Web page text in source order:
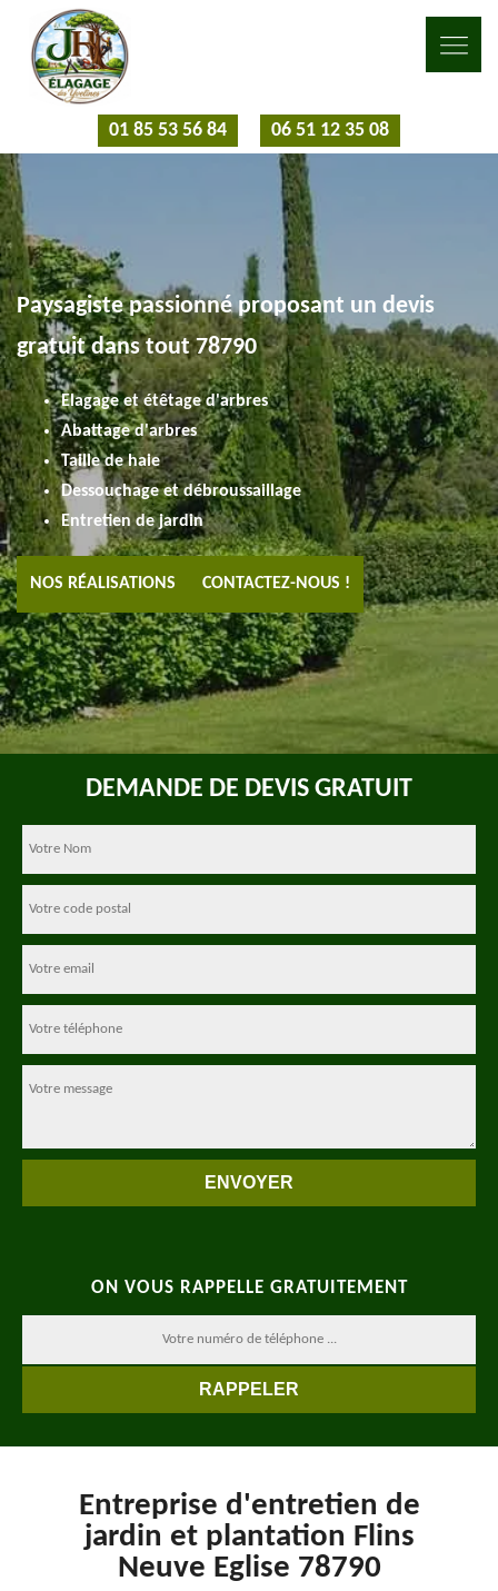
01 85 53 56 84 06 51 12 35 08
Paysagiste passionné proposant un devis
gratuit dans tout 78790
Elagage et étêtage d'arbres
Abattage d'arbres
Taille de haie
Dessouchage et débroussaillage
Entretien de jardin
NOS RÉALISATIONS CONTACTEZ-NOUS !
DEMANDE DE DEVIS GRATUIT
ON VOUS RAPPELLE GRATUITEMENT
Entreprise d'entretien de
jardin et plantation Flins
Neuve Eglise 78790